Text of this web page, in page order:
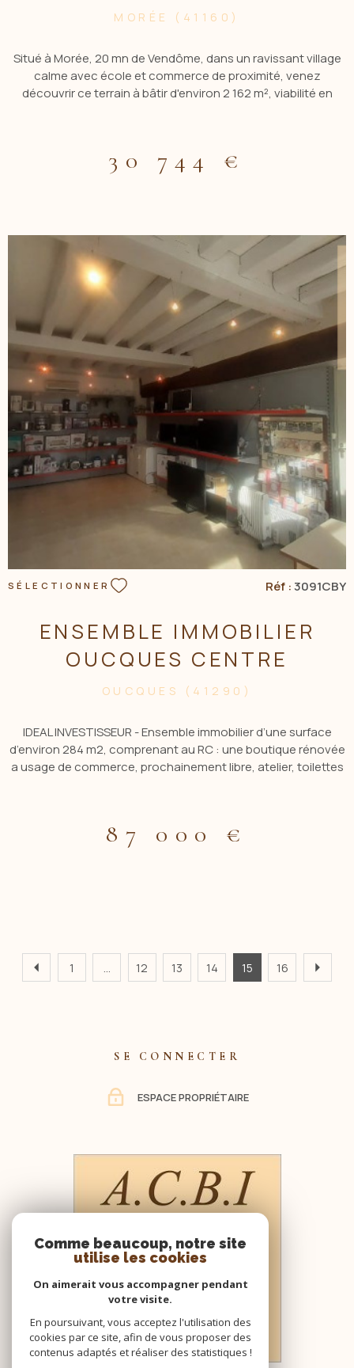
MORÉE (41160)
Situé à Morée, 20 mn de Vendôme, dans un ravissant village
calme avec école et commerce de proximité, venez
découvrir ce terrain à bâtir d'environ 2 162 m², viabilité en
30 744 €
VOIR LE BIEN
SÉLECTIONNER Réf :3091CBY
ENSEMBLE IMMOBILIER
OUCQUES CENTRE
OUCQUES (41290)
IDEAL INVESTISSEUR - Ensemble immobilier d’une surface
d’environ 284 m2, comprenant au RC : une boutique rénovée
a usage de commerce, prochainement libre, atelier, toilettes
rénover entièrement. Etage 2 : grenier aménageable (d’env
87 000 €
1 12 13 14 15 16
SE CONNECTER
ESPACE PROPRIÉTAIRE
Comme beaucoup, notre site
utilise les cookies
On aimerait vous accompagner pendant
votre visite.
En poursuivant, vous acceptez l'utilisation des
cookies par ce site, afin de vous proposer des
contenus adaptés et réaliser des statistiques !